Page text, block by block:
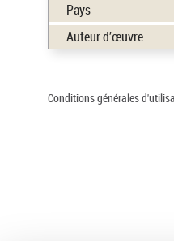
Pays
Auteur d’œuvre
Conditions générales